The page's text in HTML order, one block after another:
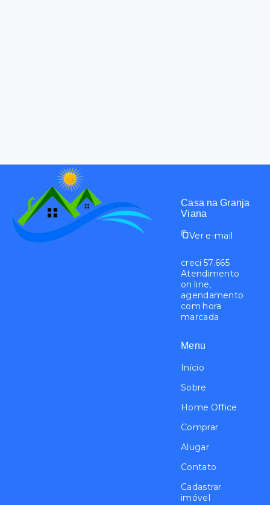
Casa na Granja
Viana
Ver e-mail
creci 57.665
Atendimento
on line,
agendamento
com hora
marcada
Menu
Início
Sobre
Home Office
Comprar
Alugar
Contato
Cadastrar
imóvel